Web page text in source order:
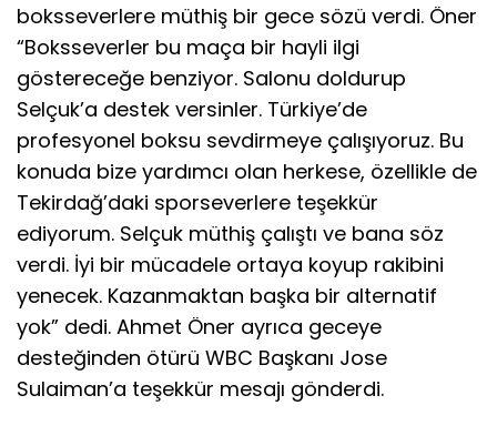
boksseverlere müthiş bir gece sözü verdi. Öner
“Boksseverler bu maça bir hayli ilgi
göstereceğe benziyor. Salonu doldurup
Selçuk’a destek versinler. Türkiye’de
profesyonel boksu sevdirmeye çalışıyoruz. Bu
konuda bize yardımcı olan herkese, özellikle de
Tekirdağ’daki sporseverlere teşekkür
ediyorum. Selçuk müthiş çalıştı ve bana söz
verdi. İyi bir mücadele ortaya koyup rakibini
yenecek. Kazanmaktan başka bir alternatif
yok” dedi. Ahmet Öner ayrıca geceye
desteğinden ötürü WBC Başkanı Jose
Sulaiman’a teşekkür mesajı gönderdi.